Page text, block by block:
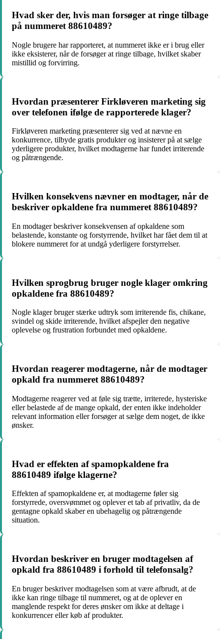
Hvad sker der, hvis man forsøger at ringe tilbage
på nummeret 88610489?
Nogle brugere har rapporteret, at nummeret ikke er i brug eller
ikke eksisterer, når de forsøger at ringe tilbage, hvilket skaber
mistillid og forvirring.
Hvordan præsenterer Firkløveren marketing sig
over telefonen ifølge de rapporterede klager?
Firkløveren marketing præsenterer sig ved at nævne en
konkurrence, tilbyde gratis produkter og insisterer på at sælge
yderligere produkter, hvilket modtagerne har fundet irriterende
og påtrængende.
Hvilken konsekvens nævner en modtager, når de
beskriver opkaldene fra nummeret 88610489?
En modtager beskriver konsekvensen af opkaldene som
belastende, konstante og forstyrrende, hvilket har fået dem til at
blokere nummeret for at undgå yderligere forstyrrelser.
Hvilken sprogbrug bruger nogle klager omkring
opkaldene fra 88610489?
Nogle klager bruger stærke udtryk som irriterende fis, chikane,
svindel og skide irriterende, hvilket afspejler den negative
oplevelse og frustration forbundet med opkaldene.
Hvordan reagerer modtagerne, når de modtager
opkald fra nummeret 88610489?
Modtagerne reagerer ved at føle sig trætte, irriterede, hysteriske
eller belastede af de mange opkald, der enten ikke indeholder
relevant information eller forsøger at sælge dem noget, de ikke
ønsker.
Hvad er effekten af spamopkaldene fra
88610489 ifølge klagerne?
Effekten af spamopkaldene er, at modtagerne føler sig
forstyrrede, oversvømmet og oplever et tab af privatliv, da de
gentagne opkald skaber en ubehagelig og påtrængende
situation.
Hvordan beskriver en bruger modtagelsen af
opkald fra 88610489 i forhold til telefonsalg?
En bruger beskriver modtagelsen som at være afbrudt, at de
ikke kan ringe tilbage til nummeret, og at de oplever en
manglende respekt for deres ønsker om ikke at deltage i
konkurrencer eller køb af produkter.